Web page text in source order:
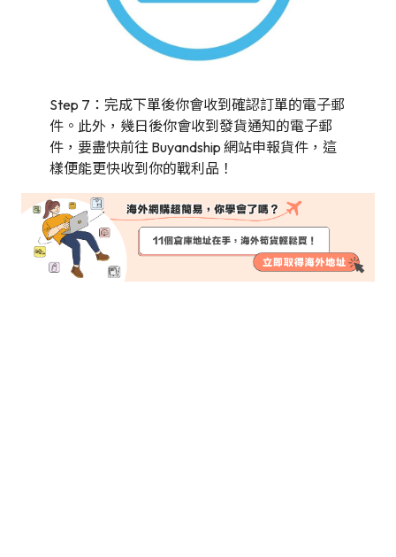
Step 7：完成下單後你會收到確認訂單的電子郵
件。此外，幾日後你會收到發貨通知的電子郵
件，要盡快前往 Buyandship 網站申報貨件，這
樣便能更快收到你的戰利品！